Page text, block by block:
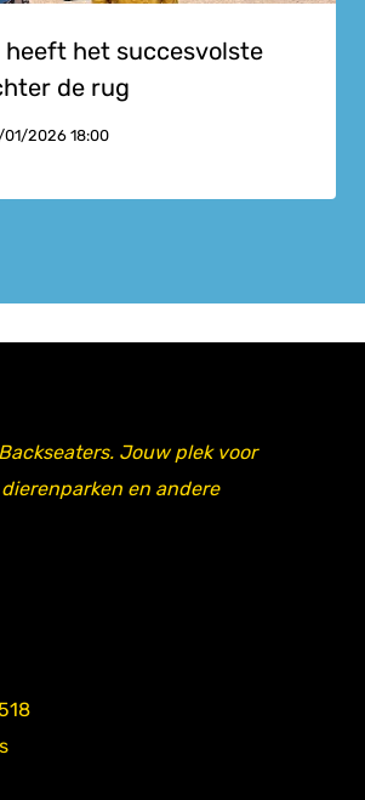
heeft het succesvolste
de rug
2026 18:00
Jouw plek voor
en andere